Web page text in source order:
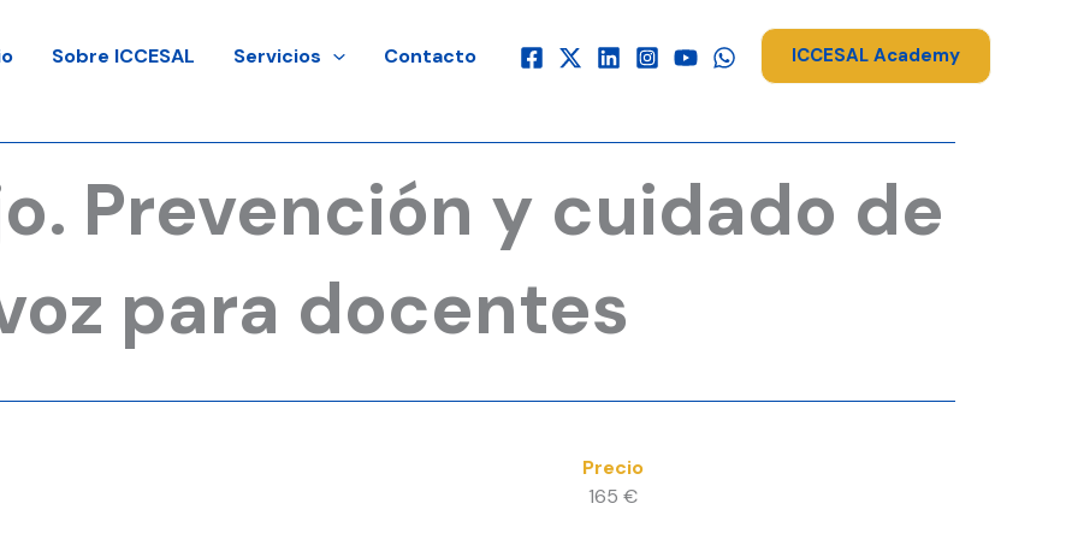
Sobre ICCESAL Servicios Contacto ICCESAL Academy
Prevención y cuidado de
para docentes
Precio
165 €